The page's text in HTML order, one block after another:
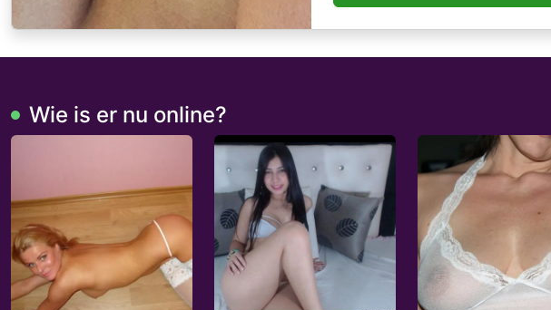
Wie is er nu online?